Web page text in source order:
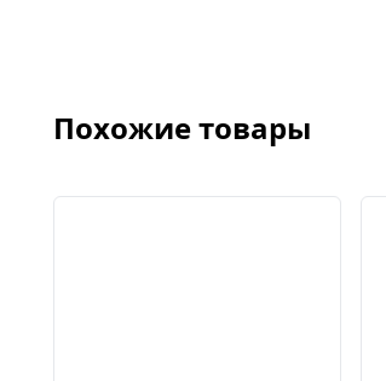
Похожие товары